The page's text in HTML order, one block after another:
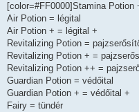
[color=#FF0000]Stamina
Air Potion = légital
Air Potion + = légital +
Revitalizing Potion =
Revitalizing Potion + =
Revitalizing Potion ++ =
Guardian Potion = védőital
Guardian Potion + = védőital +
Fairy = tündér